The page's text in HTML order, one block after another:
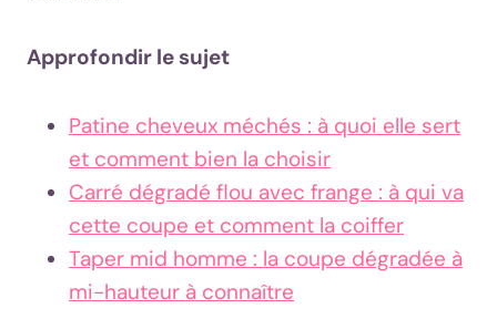
Approfondir le sujet
Patine cheveux méchés : à quoi elle sert
et comment bien la choisir
Carré dégradé flou avec frange : à qui va
cette coupe et comment la coiffer
Taper mid homme : la coupe dégradée à
mi-hauteur à connaître